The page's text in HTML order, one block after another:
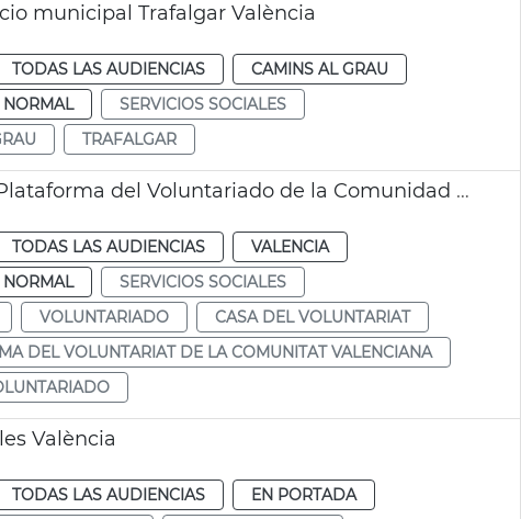
municipal Trafalgar València
TODAS LAS AUDIENCIAS
CAMINS AL GRAU
NORMAL
SERVICIOS SOCIALES
TRAFALGAR
Aprobado convenio colaboración con la Plataforma del Voluntariado de la Comunidad Valenciana
TODAS LAS AUDIENCIAS
VALENCIA
NORMAL
SERVICIOS SOCIALES
VOLUNTARIADO
CASA DEL VOLUNTARIAT
DEL VOLUNTARIAT DE LA COMUNITAT VALENCIANA
València
TODAS LAS AUDIENCIAS
EN PORTADA